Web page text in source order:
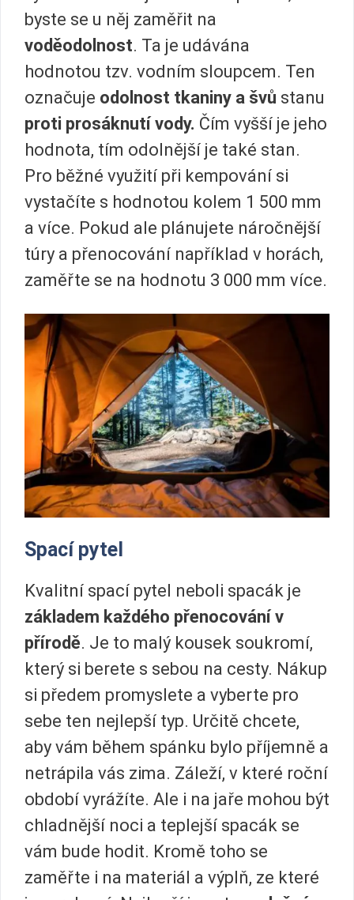
byste se u něj zaměřit na
voděodolnost. Ta je udávána
hodnotou tzv. vodním sloupcem. Ten
označuje odolnost tkaniny a švů stanu
proti prosáknutí vody. Čím vyšší je jeho
hodnota, tím odolnější je také stan.
Pro běžné využití při kempování si
vystačíte s hodnotou kolem 1 500 mm
a více. Pokud ale plánujete náročnější
túry a přenocování například v horách,
zaměřte se na hodnotu 3 000 mm více.
Spací pytel
Kvalitní spací pytel neboli spacák je
základem každého přenocování v
přírodě. Je to malý kousek soukromí,
který si berete s sebou na cesty. Nákup
si předem promyslete a vyberte pro
sebe ten nejlepší typ. Určitě chcete,
aby vám během spánku bylo příjemně a
netrápila vás zima. Záleží, v které roční
období vyrážíte. Ale i na jaře mohou být
chladnější noci a teplejší spacák se
vám bude hodit. Kromě toho se
zaměřte i na materiál a výplň, ze které